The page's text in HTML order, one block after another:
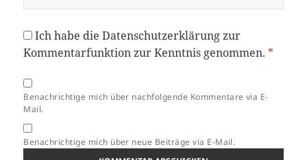
Ich habe dieDatenschutzerklärungzur
Kommentarfunktion zur Kenntnis genommen. *
Benachrichtige mich über nachfolgende Kommentare via E-
Mail.
Benachrichtige mich über neue Beiträge via E-Mail.